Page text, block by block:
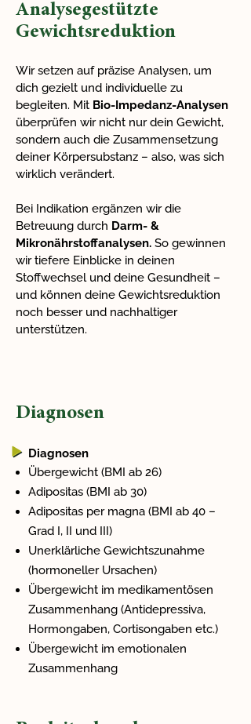
Analysegestützte
Gewichtsreduktion
Wir setzen auf präzise Analysen, um
dich gezielt und individuelle zu
begleiten. Mit Bio-Impedanz-Analysen
überprüfen wir nicht nur dein Gewicht,
sondern auch die Zusammensetzung
deiner Körpersubstanz – also, was sich
wirklich verändert.
Bei Indikation ergänzen wir die
Betreuung durch Darm- &
Mikronährstoffanalysen. So gewinnen
wir tiefere Einblicke in deinen
Stoffwechsel und deine Gesundheit –
und können deine Gewichtsreduktion
noch besser und nachhaltiger
unterstützen.
Diagnosen
Diagnosen
Übergewicht (BMI ab 26)
Adipositas (BMI ab 30)
Adipositas per magna (BMI ab 40 –
Grad I, II und III)
Unerklärliche Gewichtszunahme
(hormoneller Ursachen)
Übergewicht im medikamentösen
Zusammenhang (Antidepressiva,
Hormongaben, Cortisongaben etc.)
Übergewicht im emotionalen
Zusammenhang